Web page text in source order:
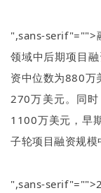
",sans-serif"="">
领域中后期项目
资中位数为880万
270万美元。同
1100万美元，早
子轮项目融资规模
",sans-